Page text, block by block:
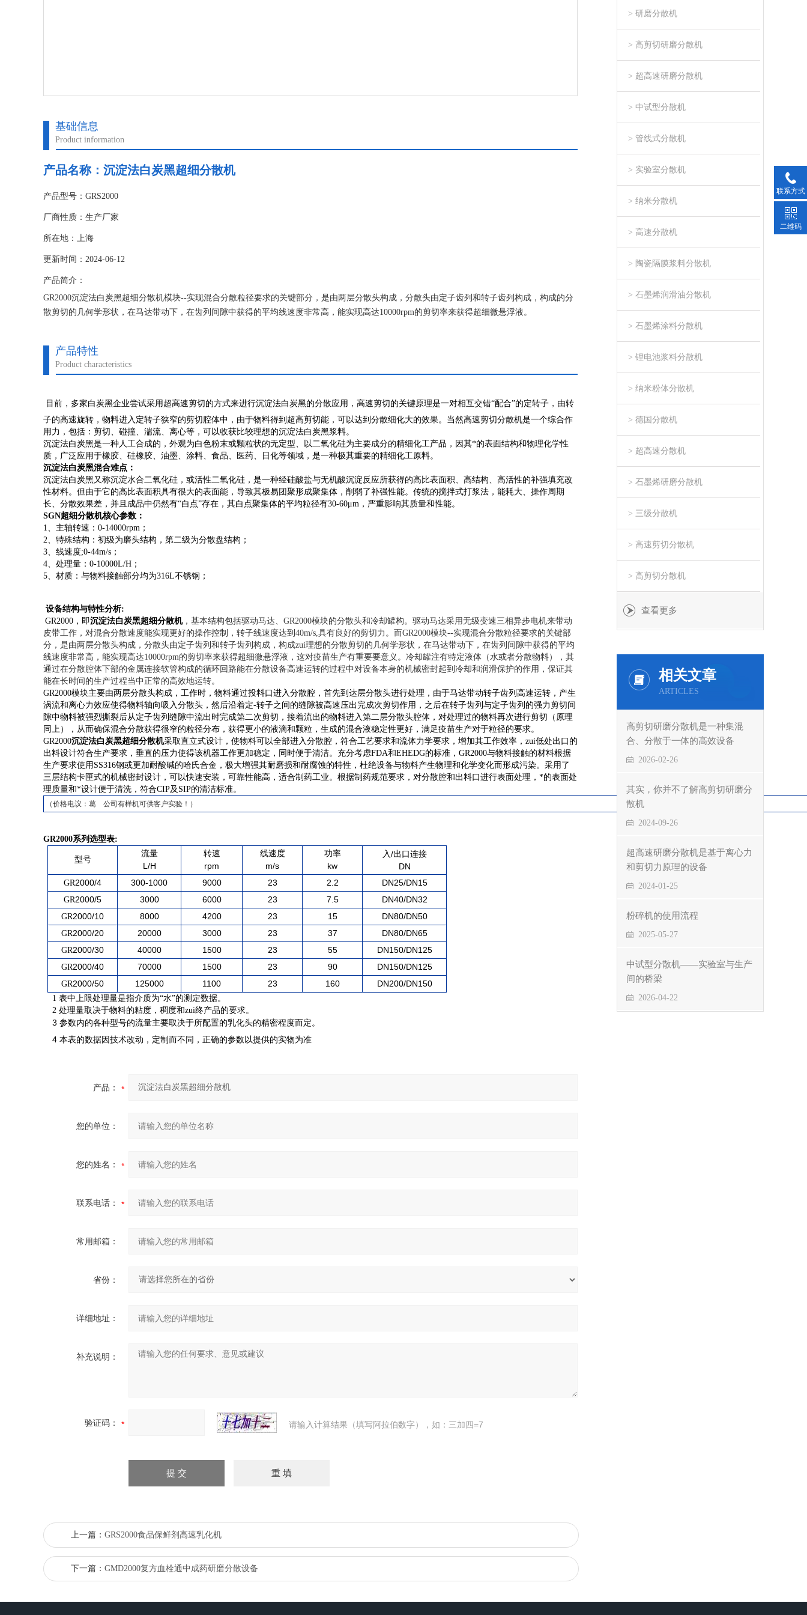
基础信息
Product information
产品名称：沉淀法白炭黑超细分散机
产品型号：GRS2000
厂商性质：生产厂家
所在地：上海
更新时间：2024-06-12
产品简介：
GR2000沉淀法白炭黑超细分散机模块--实现混合分散粒径要求的关键部分，是由两层分散头构成，分散头由定子齿列和转子齿列构成，构成的分
散剪切的几何学形状，在马达带动下，在齿列间隙中获得的平均线速度非常高，能实现高达10000rpm的剪切率来获得超细微悬浮液。
产品特性
Product characteristics
目前，多家白炭黑企业尝试采用超高速剪切的方式来进行沉淀法白炭黑的分散应用，高速剪切的关键原理是一对相互交错“配合”的定转子，由转
子的高速旋转，物料进入定转子狭窄的剪切腔体中，由于物料得到超高剪切能，可以达到分散细化大的效果。当然高速剪切分散机是一个综合作
用力，包括：剪切、碰撞、湍流、离心等，可以收获比较理想的沉淀法白炭黑浆料。
沉淀法白炭黑是一种人工合成的，外观为白色粉末或颗粒状的无定型、以二氧化硅为主要成分的精细化工产品，因其*的表面结构和物理化学性
质，广泛应用于橡胶、硅橡胶、油墨、涂料、食品、医药、日化等领域，是一种极其重要的精细化工原料。
沉淀法白炭黑混合难点：
沉淀法白炭黑又称沉淀水合二氧化硅，或活性二氧化硅，是一种经硅酸盐与无机酸沉淀反应所获得的高比表面积、高结构、高活性的补强填充改
性材料。但由于它的高比表面积具有很大的表面能，导致其极易团聚形成聚集体，削弱了补强性能。传统的搅拌式打浆法，能耗大、操作周期
长、分散效果差，并且成品中仍然有“白点”存在，其白点聚集体的平均粒径有30-60μm，严重影响其质量和性能。
SGN超细分散机核心参数：
1、主轴转速：0-14000rpm；
2、特殊结构：初级为磨头结构，第二级为分散盘结构；
3、线速度;0-44m/s；
4、处理量：0-10000L/H；
5、材质：与物料接触部分均为316L不锈钢；
设备结构与特性分析:
GR2000，即沉淀法白炭黑超细分散机，基本结构包括驱动马达、GR2000模块的分散头和冷却罐构。驱动马达采用无级变速三相异步电机来带动
皮带工作，对混合分散速度能实现更好的操作控制，转子线速度达到40m/s,具有良好的剪切力。而GR2000模块--实现混合分散粒径要求的关键部
分，是由两层分散头构成，分散头由定子齿列和转子齿列构成，构成zui理想的分散剪切的几何学形状，在马达带动下，在齿列间隙中获得的平均
线速度非常高，能实现高达10000rpm的剪切率来获得超细微悬浮液，这对疫苗生产有重要要意义。冷却罐注有特定液体（水或者分散物料），其
通过在分散腔体下部的金属连接软管构成的循环回路能在分散设备高速运转的过程中对设备本身的机械密封起到冷却和润滑保护的作用，保证其
能在长时间的生产过程当中正常的高效地运转。
GR2000模块主要由两层分散头构成，工作时，物料通过投料口进入分散腔，首先到达层分散头进行处理，由于马达带动转子齿列高速运转，产生
涡流和离心力效应使得物料轴向吸入分散头，然后沿着定-转子之间的缝隙被高速压出完成次剪切作用，之后在转子齿列与定子齿列的强力剪切间
隙中物料被强烈撕裂后从定子齿列缝隙中流出时完成第二次剪切，接着流出的物料进入第二层分散头腔体，对处理过的物料再次进行剪切（原理
同上），从而确保混合分散获得很窄的粒径分布，获得更小的液滴和颗粒，生成的混合液稳定性更好，满足疫苗生产对于粒径的要求。
GR2000沉淀法白炭黑超细分散机采取直立式设计，使物料可以全部进入分散腔，符合工艺要求和流体力学要求，增加其工作效率， zui低处出口的
出料设计符合生产要求，垂直的压力使得该机器工作更加稳定，同时便于清洁。充分考虑FDA和EHEDG的标准， GR2000与物料接触的材料根据
生产要求使用SS316钢或更加耐酸碱的哈氏合金，极大增强其耐磨损和耐腐蚀的特性，杜绝设备与物料产生物理和化学变化而形成污染。采用了
三层结构卡匣式的机械密封设计，可以快速安装，可靠性能高，适合制药工业。根据制药规范要求，对分散腔和出料口进行表面处理，*的表面处
理质量和*设计便于清洗，符合CIP及SIP的清洁标准。
（价格电议：葛 公司有样机可供客户实验！）
GR2000系列选型表:
型号
流量
L/H
转速
rpm
线速度
m/s
功率
kw
入/出口连接
DN
GR2000/4 300-1000 9000 23 2.2 DN25/DN15
GR2000/5 3000 6000 23 7.5 DN40/DN32
GR2000/10 8000 4200 23 15 DN80/DN50
GR2000/20 20000 3000 23 37 DN80/DN65
GR2000/30 40000 1500 23 55 DN150/DN125
GR2000/40 70000 1500 23 90 DN150/DN125
GR2000/50 125000 1100 23 160 DN200/DN150
1 表中上限处理量是指介质为“水”的测定数据。
2 处理量取决于物料的粘度，稠度和zui终产品的要求。
3 参数内的各种型号的流量主要取决于所配置的乳化头的精密程度而定。
4 本表的数据因技术改动，定制而不同，正确的参数以提供的实物为准
产品：
您的单位：
您的姓名：
联系电话：
常用邮箱：
省份：
详细地址：
补充说明：
验证码： 请输入计算结果（填写阿拉伯数字），如：三加四=7
上一篇： GRS2000食品保鲜剂高速乳化机
下一篇： GMD2000复方血栓通中成药研磨分散设备
> 研磨分散机
> 高剪切研磨分散机
> 超高速研磨分散机
> 中试型分散机
> 管线式分散机
> 实验室分散机
> 纳米分散机
> 高速分散机
> 陶瓷隔膜浆料分散机
> 石墨烯润滑油分散机
> 石墨烯涂料分散机
> 锂电池浆料分散机
> 纳米粉体分散机
> 德国分散机
> 超高速分散机
> 石墨烯研磨分散机
> 三级分散机
> 高速剪切分散机
> 高剪切分散机
查看更多
相关文章
ARTICLES
高剪切研磨分散机是一种集混
合、分散于一体的高效设备
2026-02-26
其实，你并不了解高剪切研磨分
散机
2024-09-26
超高速研磨分散机是基于离心力
和剪切力原理的设备
2024-01-25
粉碎机的使用流程
2025-05-27
中试型分散机——实验室与生产
间的桥梁
2026-04-22
联系方式
二维码